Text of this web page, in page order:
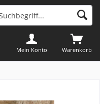
Warenkorb
Mein Konto